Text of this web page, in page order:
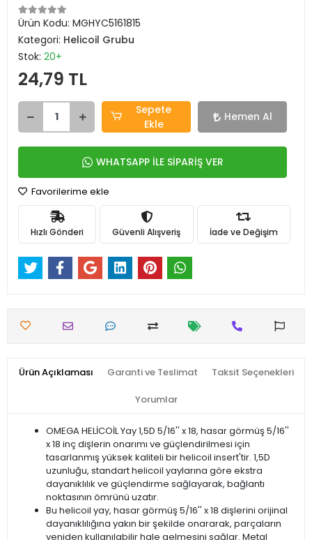
Ürün Kodu: MGHYC5161815
Kategori: Helicoil Grubu
Stok: 20+
24,79 TL
Sepete
Ekle
Hemen Al
WHATSAPP İLE SİPARİŞ VER
Favorilerime ekle
Hızlı Gönderi Güvenli Alışveriş İade ve Değişim
Ürün Açıklaması Garanti ve Teslimat Taksit Seçenekleri
Yorumlar
OMEGA HELİCOİL Yay 1,5D 5/16'' x 18, hasar görmüş 5/16''
x 18 inç dişlerin onarımı ve güçlendirilmesi için
tasarlanmış yüksek kaliteli bir helicoil insert'tir. 1,5D
uzunluğu, standart helicoil yaylarına göre ekstra
dayanıklılık ve güçlendirme sağlayarak, bağlantı
noktasının ömrünü uzatır.
Bu helicoil yay, hasar görmüş 5/16'' x 18 dişlerini orijinal
dayanıklılığına yakın bir şekilde onararak, parçaların
yeniden kullanılabilir hale gelmesini sağlar. Metal